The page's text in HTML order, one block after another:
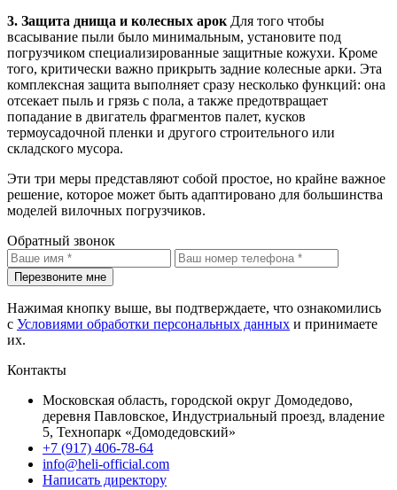
3. Защита днища и колесных арок Для того чтобы
всасывание пыли было минимальным, установите под
погрузчиком специализированные защитные кожухи. Кроме
того, критически важно прикрыть задние колесные арки. Эта
комплексная защита выполняет сразу несколько функций: она
отсекает пыль и грязь с пола, а также предотвращает
попадание в двигатель фрагментов палет, кусков
термоусадочной пленки и другого строительного или
складского мусора.
Эти три меры представляют собой простое, но крайне важное
решение, которое может быть адаптировано для большинства
моделей вилочных погрузчиков.
Обратный звонок
Перезвоните мне
Нажимая кнопку выше, вы подтверждаете, что ознакомились
с Условиями обработки персональных данных и принимаете
их.
Контакты
Московская область, городской округ Домодедово,
деревня Павловское, Индустриальный проезд, владение
5, Технопарк «Домодедовский»
+7 (917) 406-78-64
info@heli-official.com
Написать директору